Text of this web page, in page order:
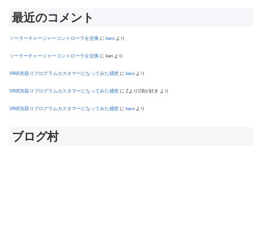
最近のコメント
ソーラーチャージャーコントローラを交換 に kero より
ソーラーチャージャーコントローラを交換 に ken より
VINE先取りプログラムカスタマーになってみた感想 に kero より
VINE先取りプログラムカスタマーになってみた感想 に ZよりCBが好き より
VINE先取りプログラムカスタマーになってみた感想 に kero より
ブログ村